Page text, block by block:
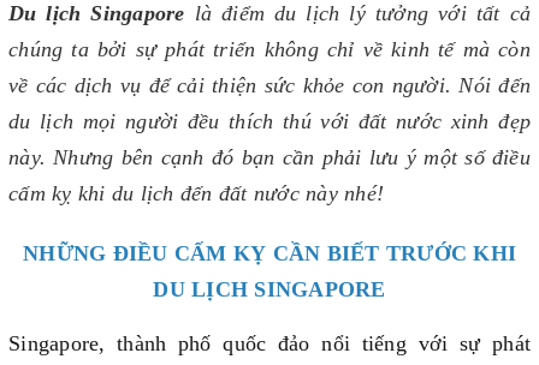
Du lịch Singapore là điểm du lịch lý tưởng với tất cả
chúng ta bởi sự phát triển không chỉ về kinh tế mà còn
về các dịch vụ để cải thiện sức khỏe con người. Nói đến
du lịch mọi người đều thích thú với đất nước xinh đẹp
này. Nhưng bên cạnh đó bạn cần phải lưu ý một số điều
cấm kỵ khi du lịch đến đất nước này nhé!
NHỮNG ĐIỀU CẤM KỴ CẦN BIẾT TRƯỚC KHI
DU LỊCH SINGAPORE
Singapore, thành phố quốc đảo nổi tiếng với sự phát